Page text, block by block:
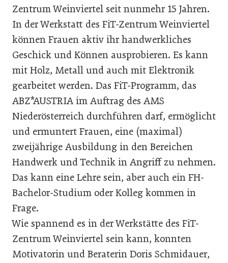
Zentrum Weinviertel seit nunmehr 15 Jahren.
In der Werkstatt des FiT-Zentrum Weinviertel
können Frauen aktiv ihr handwerkliches
Geschick und Können ausprobieren. Es kann
mit Holz, Metall und auch mit Elektronik
gearbeitet werden. Das FiT-Programm, das
ABZ*AUSTRIA im Auftrag des AMS
Niederösterreich durchführen darf, ermöglicht
und ermuntert Frauen, eine (maximal)
zweijährige Ausbildung in den Bereichen
Handwerk und Technik in Angriff zu nehmen.
Das kann eine Lehre sein, aber auch ein FH-
Bachelor-Studium oder Kolleg kommen in
Frage.
Wie spannend es in der Werkstätte des FiT-
Zentrum Weinviertel sein kann, konnten
Motivatorin und Beraterin Doris Schmidauer,